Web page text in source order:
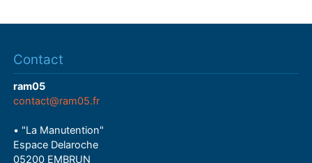
Contact
ram05
contact@ram05.fr
• "La Manutention"
Espace Delaroche
05200 EMBRUN